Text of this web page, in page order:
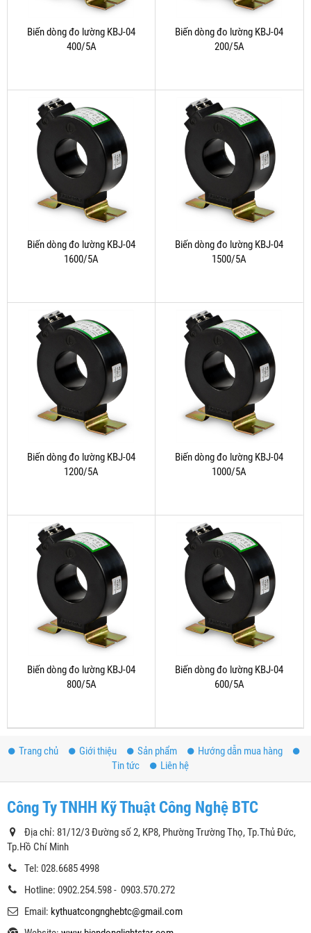
Biến dòng đo lường KBJ-04
400/5A
Biến dòng đo lường KBJ-04
200/5A
Biến dòng đo lường KBJ-04
1600/5A
Biến dòng đo lường KBJ-04
1500/5A
Biến dòng đo lường KBJ-04
1200/5A
Biến dòng đo lường KBJ-04
1000/5A
Biến dòng đo lường KBJ-04
800/5A
Biến dòng đo lường KBJ-04
600/5A
Trang chủ Giới thiệu Sản phẩm
Hướng dẫn mua hàng
Tin tức
Liên hệ
Công Ty TNHH Kỹ Thuật Công Nghệ BTC
Địa chỉ: 81/12/3 Đường số 2, KP8, Phường Trường Thọ, Tp.Thủ Đức,
Tp.Hồ Chí Minh
Tel: 028.6685 4998
Hotline: 0902.254.598 - 0903.570.272
Email: kythuatcongnghebtc@gmail.com